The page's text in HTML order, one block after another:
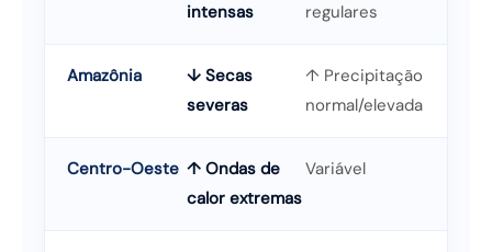
intensas
regulares
Amazônia
↓ Secas
severas
↑ Precipitação
normal/elevada
Centro-Oeste ↑ Ondas de
calor extremas
Variável